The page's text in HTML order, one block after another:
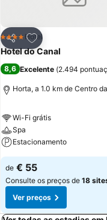
Partilhar
Adicionar aos
4 EstrelasHotel
Hotel do Canal
8,6 Excelente (2.494
Horta, a 1.0 km de Centro
Wi-Fi grátis
Spa
Estacionamento
de € 55
Consulte os preços de 18
Ver preços